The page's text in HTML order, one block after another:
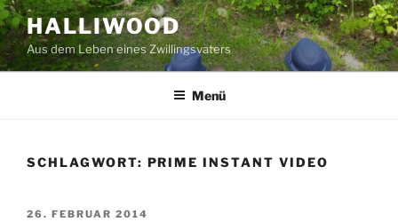
Zum
Inhalt
springen
HALLIWOOD
Aus dem Leben eines Zwillingsvaters
Menü
SCHLAGWORT: PRIME INSTANT VIDEO
VERÖFFENTLICHT
26. FEBRUAR 2014